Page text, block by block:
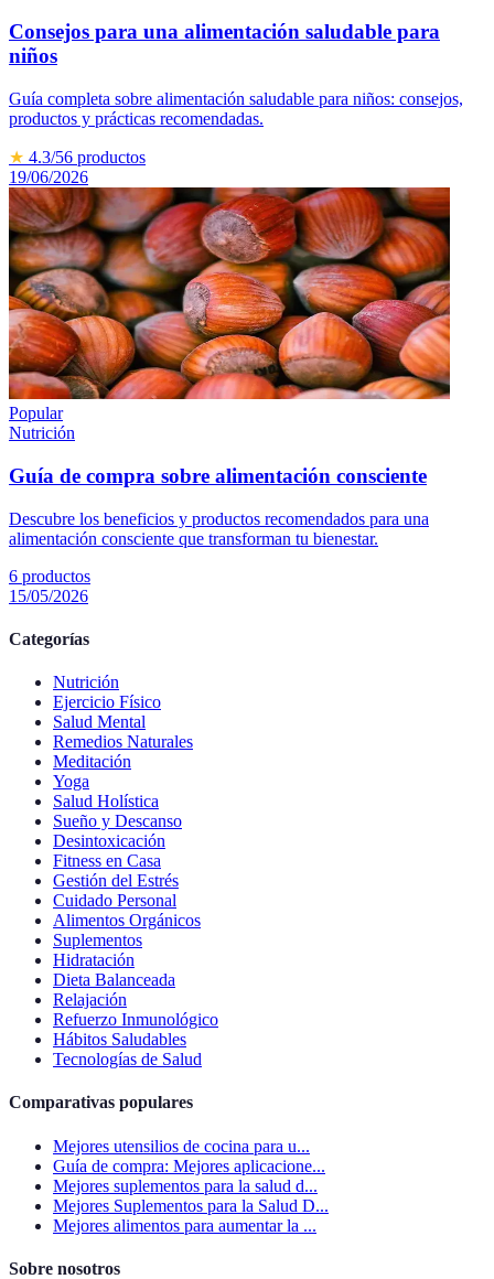
Consejos para una alimentación saludable para
niños
Guía completa sobre alimentación saludable para niños: consejos,
productos y prácticas recomendadas.
★ 4.3/56 productos
19/06/2026
Popular
Nutrición
Guía de compra sobre alimentación consciente
Descubre los beneficios y productos recomendados para una
alimentación consciente que transforman tu bienestar.
6 productos
15/05/2026
Categorías
Nutrición
Ejercicio Físico
Salud Mental
Remedios Naturales
Meditación
Yoga
Salud Holística
Sueño y Descanso
Desintoxicación
Fitness en Casa
Gestión del Estrés
Cuidado Personal
Alimentos Orgánicos
Suplementos
Hidratación
Dieta Balanceada
Relajación
Refuerzo Inmunológico
Hábitos Saludables
Tecnologías de Salud
Comparativas populares
Mejores utensilios de cocina para u...
Guía de compra: Mejores aplicacione...
Mejores suplementos para la salud d...
Mejores Suplementos para la Salud D...
Mejores alimentos para aumentar la ...
Sobre nosotros